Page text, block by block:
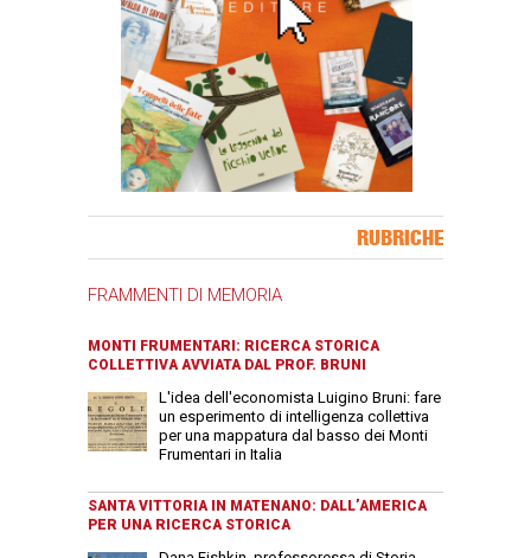
RUBRICHE
FRAMMENTI DI MEMORIA
MONTI FRUMENTARI: RICERCA STORICA
COLLETTIVA AVVIATA DAL PROF. BRUNI
L'idea dell'economista Luigino Bruni: fare
un esperimento di intelligenza collettiva
per una mappatura dal basso dei Monti
Frumentari in Italia
SANTA VITTORIA IN MATENANO: DALL’AMERICA
PER UNA RICERCA STORICA